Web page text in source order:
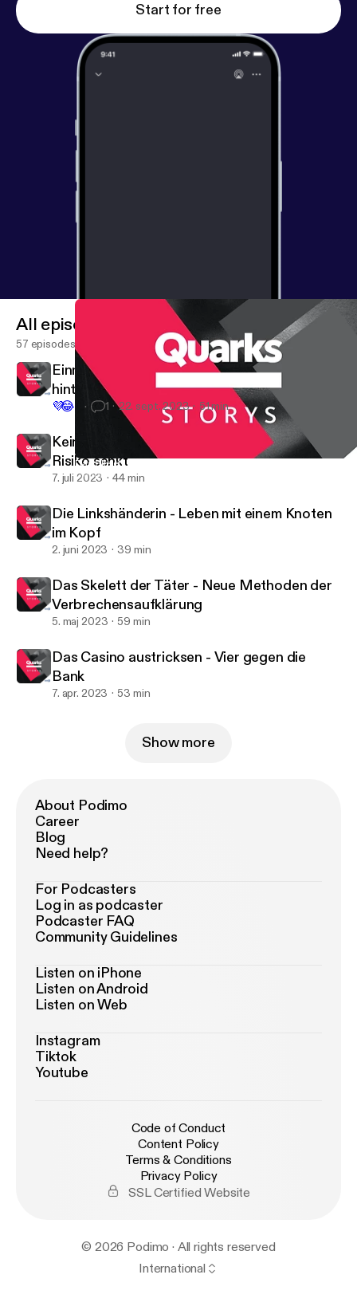
Start for free
Das Skelett der Täter - Neue Methoden der
Quarks Storys
All episodes
57 episodes
Einmal Sterben und zurück - Was steckt
hinter Nahtoderfahrungen?
💜😂 1 22. sept. 2023 51 min
Keine Brüste, kein Krebs - Wenn eine OP das
Risiko senkt
7. juli 2023 44 min
Die Linkshänderin - Leben mit einem Knoten
im Kopf
2. juni 2023 39 min
Das Skelett der Täter - Neue Methoden der
Verbrechensaufklärung
5. maj 2023 59 min
Das Casino austricksen - Vier gegen die
Bank
7. apr. 2023 53 min
Show more
About Podimo
Career
Blog
Need help?
For Podcasters
Log in as podcaster
Podcaster FAQ
Community Guidelines
Listen on iPhone
Listen on Android
Listen on Web
Instagram
Tiktok
Youtube
Code of Conduct
Content Policy
Terms & Conditions
Privacy Policy
SSL Certified Website
© 2026 Podimo · All rights reserved
International